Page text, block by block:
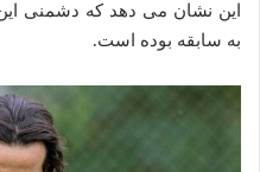
این نشان می‌ دهد که دشمنی
به سابقه بوده است.